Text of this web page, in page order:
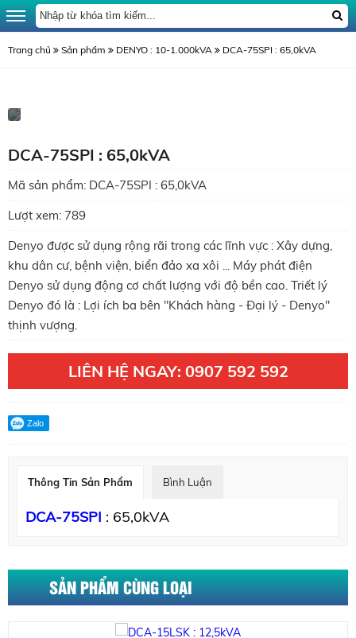
Trang chủ Sản phẩm DENYO : 10-1.000kVA DCA-75SPI : 65,0kVA
DCA-75SPI : 65,0kVA
Mã sản phẩm: DCA-75SPI : 65,0kVA
Lượt xem: 789
Denyo được sử dụng rộng rãi trong các lĩnh vực : Xây dựng,
khu dân cư, bệnh viện, biển đảo xa xôi ... Máy phát điện
Denyo sử dụng động cơ chất lượng với độ bền cao. Triết lý
Denyo đó là : Lợi ích ba bên "Khách hàng - Đại lý - Denyo"
thịnh vượng.
LIÊN HỆ NGAY: 0907 592 592
Zalo
Thông Tin Sản Phẩm Bình Luận
DCA-75SPI : 65,0kVA
SẢN PHẨM CÙNG LOẠI